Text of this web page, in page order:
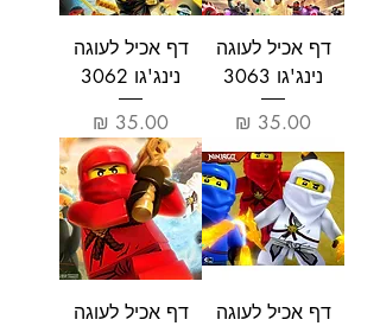
דף אכיל לעוגה
נינג'גו 3063
מחיר
דף אכיל לעוגה
נינג'גו 3062
מחיר
דף אכיל לעוגה
דף אכיל לעוגה